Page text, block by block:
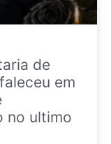
de
em
no ultimo